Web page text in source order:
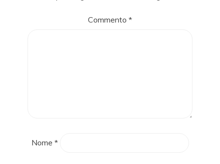
Commento *
Nome *